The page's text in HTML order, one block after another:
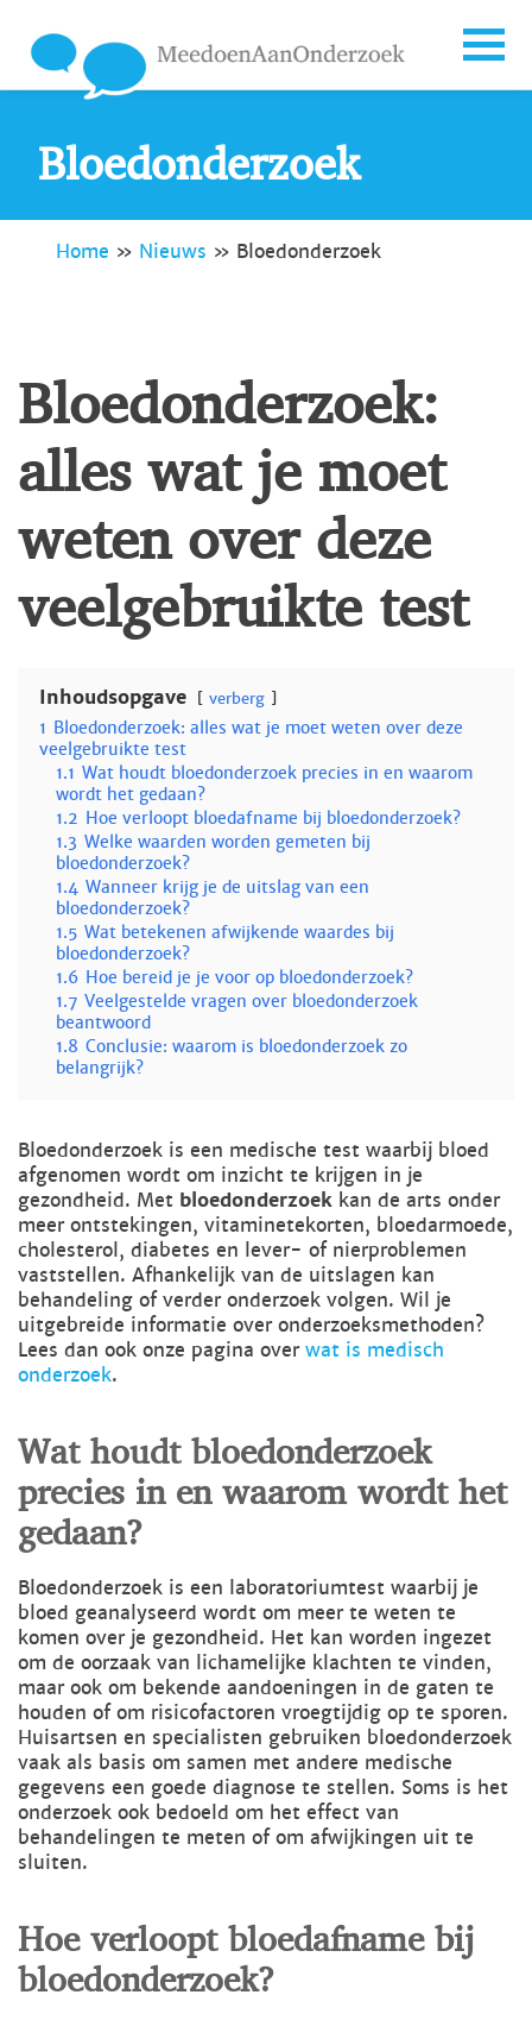
Bloedonderzoek
Home » Nieuws » Bloedonderzoek
Bloedonderzoek:
alles wat je moet
weten over deze
veelgebruikte test
Inhoudsopgave verberg
1 Bloedonderzoek: alles wat je moet weten over deze
veelgebruikte test
1.1 Wat houdt bloedonderzoek precies in en waarom
wordt het gedaan?
1.2 Hoe verloopt bloedafname bij bloedonderzoek?
1.3 Welke waarden worden gemeten bij
bloedonderzoek?
1.4 Wanneer krijg je de uitslag van een
bloedonderzoek?
1.5 Wat betekenen afwijkende waardes bij
bloedonderzoek?
1.6 Hoe bereid je je voor op bloedonderzoek?
1.7 Veelgestelde vragen over bloedonderzoek
beantwoord
1.8 Conclusie: waarom is bloedonderzoek zo
belangrijk?
Bloedonderzoek is een medische test waarbij bloed
afgenomen wordt om inzicht te krijgen in je
gezondheid. Met bloedonderzoek kan de arts onder
meer ontstekingen, vitaminetekorten, bloedarmoede,
cholesterol, diabetes en lever- of nierproblemen
vaststellen. Afhankelijk van de uitslagen kan
behandeling of verder onderzoek volgen. Wil je
uitgebreide informatie over onderzoeksmethoden?
Lees dan ook onze pagina overwat is medisch
onderzoek.
Wat houdt bloedonderzoek
precies in en waarom wordt het
gedaan?
Bloedonderzoek is een laboratoriumtest waarbij je
bloed geanalyseerd wordt om meer te weten te
komen over je gezondheid. Het kan worden ingezet
om de oorzaak van lichamelijke klachten te vinden,
maar ook om bekende aandoeningen in de gaten te
houden of om risicofactoren vroegtijdig op te sporen.
Huisartsen en specialisten gebruiken bloedonderzoek
vaak als basis om samen met andere medische
gegevens een goede diagnose te stellen. Soms is het
onderzoek ook bedoeld om het effect van
behandelingen te meten of om afwijkingen uit te
sluiten.
Hoe verloopt bloedafname bij
bloedonderzoek?